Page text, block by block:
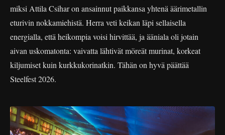
miksi Attila Csihar on ansainnut paikkansa yhtenä äärimetallin
eturivin nokkamiehistä. Herra veti keikan läpi sellaisella
energialla, että heikompia voisi hirvittää, ja ääniala oli jotain
aivan uskomatonta: vaivatta lähtivät möreät murinat, korkeat
kiljumiset kuin kurkkukorinatkin. Tähän on hyvä päättää
Steelfest 2026.